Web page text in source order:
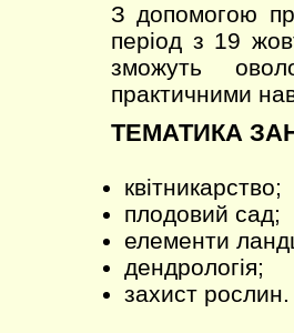
З допомогою
період з 19
зможуть
практичними
ТЕМАТИКА
квітникарство;
плодовий сад;
елементи
дендрологія;
захист рослин.